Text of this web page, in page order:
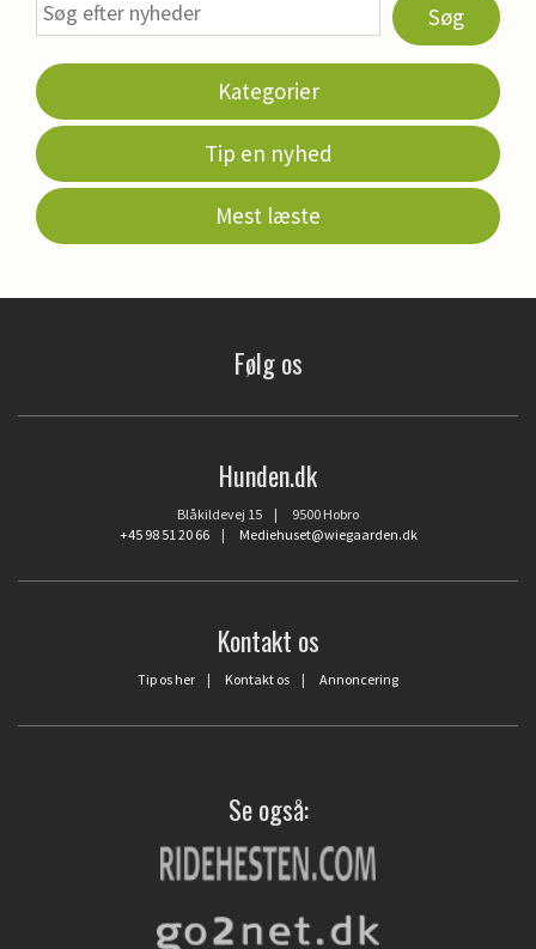
Søg
Kategorier
Tip en nyhed
Mest læste
Følg os
Hunden.dk
Blåkildevej 15 | 9500 Hobro
+45 98 51 20 66| Mediehuset@wiegaarden.dk
Kontakt os
Tip os her | Kontakt os | Annoncering
Se også: